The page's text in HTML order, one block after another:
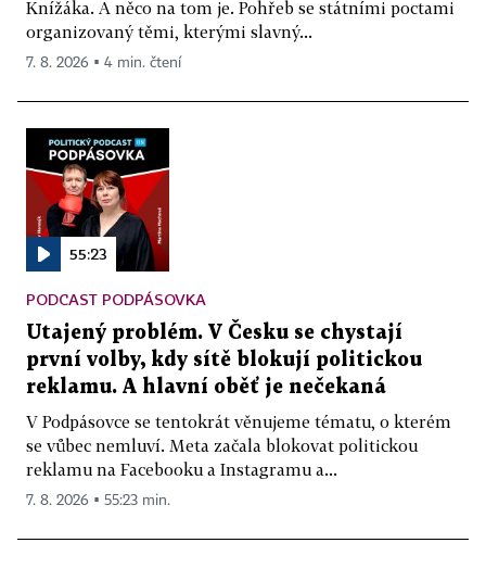
Knížáka. A něco na tom je. Pohřeb se státními poctami
organizovaný těmi, kterými slavný...
7. 8. 2026 ▪ 4 min. čtení
55:23
PODCAST PODPÁSOVKA
Utajený problém. V Česku se chystají
první volby, kdy sítě blokují politickou
reklamu. A hlavní oběť je nečekaná
V Podpásovce se tentokrát věnujeme tématu, o kterém
se vůbec nemluví. Meta začala blokovat politickou
reklamu na Facebooku a Instagramu a...
7. 8. 2026 ▪ 55:23 min.